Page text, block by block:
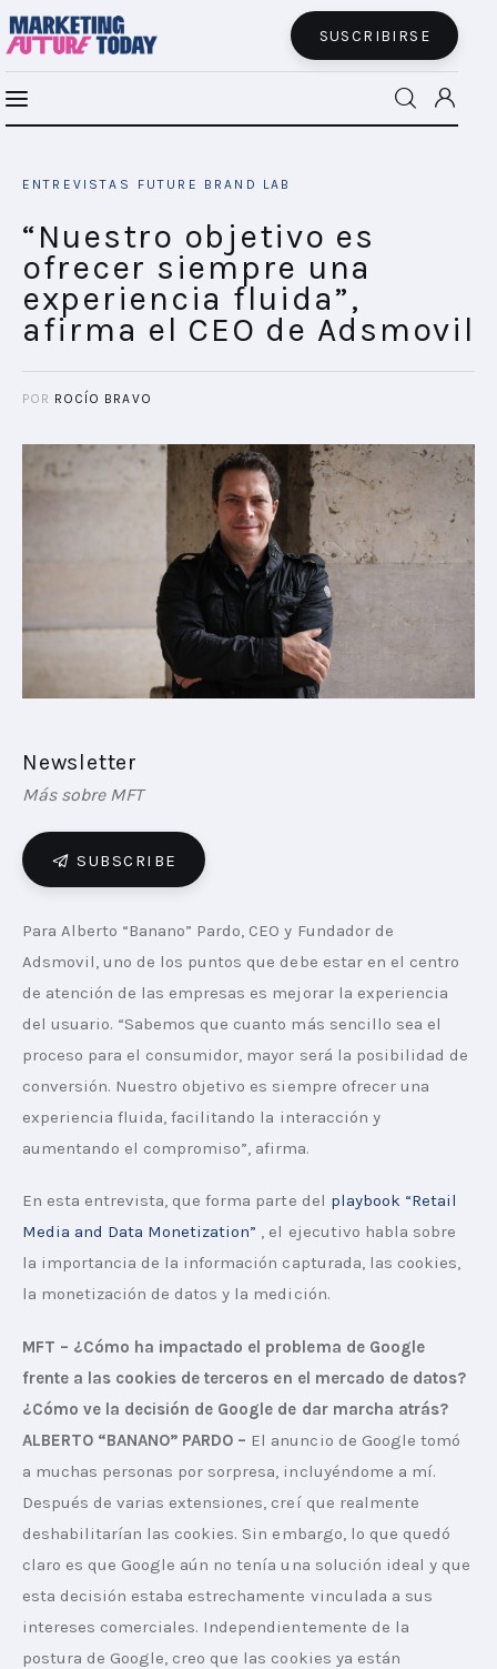
SUSCRIBIRSE
Adsmovil
INSIGHTS
FUTURE BRAND LAB
CONECTADES
PODCAST
PLAYBOOKS
NOVEDADES DE LOS MIEMBROS
ENTREVISTAS FUTURE BRAND LAB
“Nuestro objetivo es
ofrecer siempre una
experiencia fluida”,
afirma el CEO de Adsmovil
POR ROCÍO BRAVO
Newsletter
Más sobre MFT
SUBSCRIBE
Para Alberto “Banano” Pardo, CEO y Fundador de
Adsmovil, uno de los puntos que debe estar en el centro
de atención de las empresas es mejorar la experiencia
del usuario. “Sabemos que cuanto más sencillo sea el
proceso para el consumidor, mayor será la posibilidad de
conversión. Nuestro objetivo es siempre ofrecer una
experiencia fluida, facilitando la interacción y
aumentando el compromiso”, afirma.
En esta entrevista, que forma parte del playbook “Retail
Media and Data Monetization” , el ejecutivo habla sobre
la importancia de la información capturada, las cookies,
la monetización de datos y la medición.
MFT – ¿Cómo ha impactado el problema de Google
frente a las cookies de terceros en el mercado de datos?
¿Cómo ve la decisión de Google de dar marcha atrás?
ALBERTO “BANANO” PARDO – El anuncio de Google tomó
a muchas personas por sorpresa, incluyéndome a mí.
Después de varias extensiones, creí que realmente
deshabilitarían las cookies. Sin embargo, lo que quedó
claro es que Google aún no tenía una solución ideal y que
esta decisión estaba estrechamente vinculada a sus
intereses comerciales. Independientemente de la
postura de Google, creo que las cookies ya están